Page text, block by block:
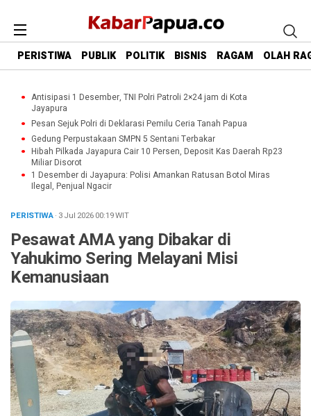
PERISTIWA PUBLIK POLITIK BISNIS RAGAM OLAH
Antisipasi 1 Desember, TNI Polri Patroli 2×24 jam di Kota
Jayapura
Pesan Sejuk Polri di Deklarasi Pemilu Ceria Tanah Papua
Gedung Perpustakaan SMPN 5 Sentani Terbakar
Hibah Pilkada Jayapura Cair 10 Persen, Deposit Kas Daerah Rp23
Miliar Disorot
1 Desember di Jayapura: Polisi Amankan Ratusan Botol Miras
Ilegal, Penjual Ngacir
PERISTIWA· 3 Jul 202600:19WIT
Pesawat AMA yang Dibakar di
Yahukimo Sering Melayani Misi
Kemanusiaan